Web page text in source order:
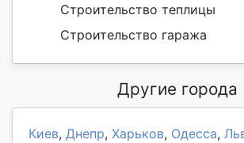
Строительство теплицы
Строительство гаража
Другие города
Киев, Днепр, Харьков, Одесса,